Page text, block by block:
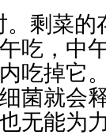
。剩菜
吃，中
吃掉它
菌就会
无能为